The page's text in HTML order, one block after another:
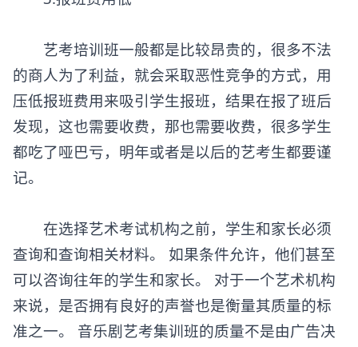
艺考培训班一般都是比较昂贵的，很多不法
的商人为了利益，就会采取恶性竞争的方式，用
压低报班费用来吸引学生报班，结果在报了班后
发现，这也需要收费，那也需要收费，很多学生
都吃了哑巴亏，明年或者是以后的艺考生都要谨
记。
在选择艺术考试机构之前，学生和家长必须
查询和查询相关材料。 如果条件允许，他们甚至
可以咨询往年的学生和家长。 对于一个艺术机构
来说，是否拥有良好的声誉也是衡量其质量的标
准之一。 音乐剧艺考集训班的质量不是由广告决